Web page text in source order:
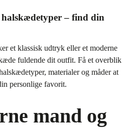
– find din
et klassisk udtryk eller et moderne
fuldende dit outfit. Få et overblik
materialer og måder at
personlige favorit.
mand og